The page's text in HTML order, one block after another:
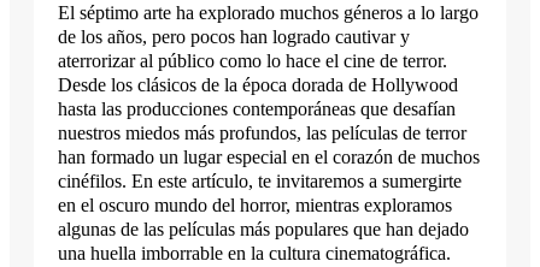
El séptimo arte ha explorado muchos géneros a lo largo
de los años, pero pocos han logrado cautivar y
aterrorizar al público como lo hace el cine de terror.
Desde los clásicos de la época dorada de Hollywood
hasta las producciones contemporáneas que desafían
nuestros miedos más profundos, las películas de terror
han formado un lugar especial en el corazón de muchos
cinéfilos. En este artículo, te invitaremos a sumergirte
en el oscuro mundo del horror, mientras exploramos
algunas de las películas más populares que han dejado
una huella imborrable en la cultura cinematográfica.